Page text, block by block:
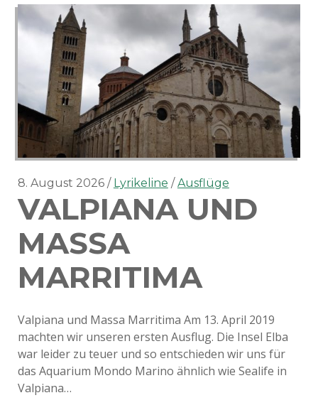
8. August 2026 Lyrikeline Ausflüge
VALPIANA UND
MASSA
MARRITIMA
Valpiana und Massa Marritima Am 13. April 2019
machten wir unseren ersten Ausflug. Die Insel Elba
war leider zu teuer und so entschieden wir uns für
das Aquarium Mondo Marino ähnlich wie Sealife in
Valpiana…